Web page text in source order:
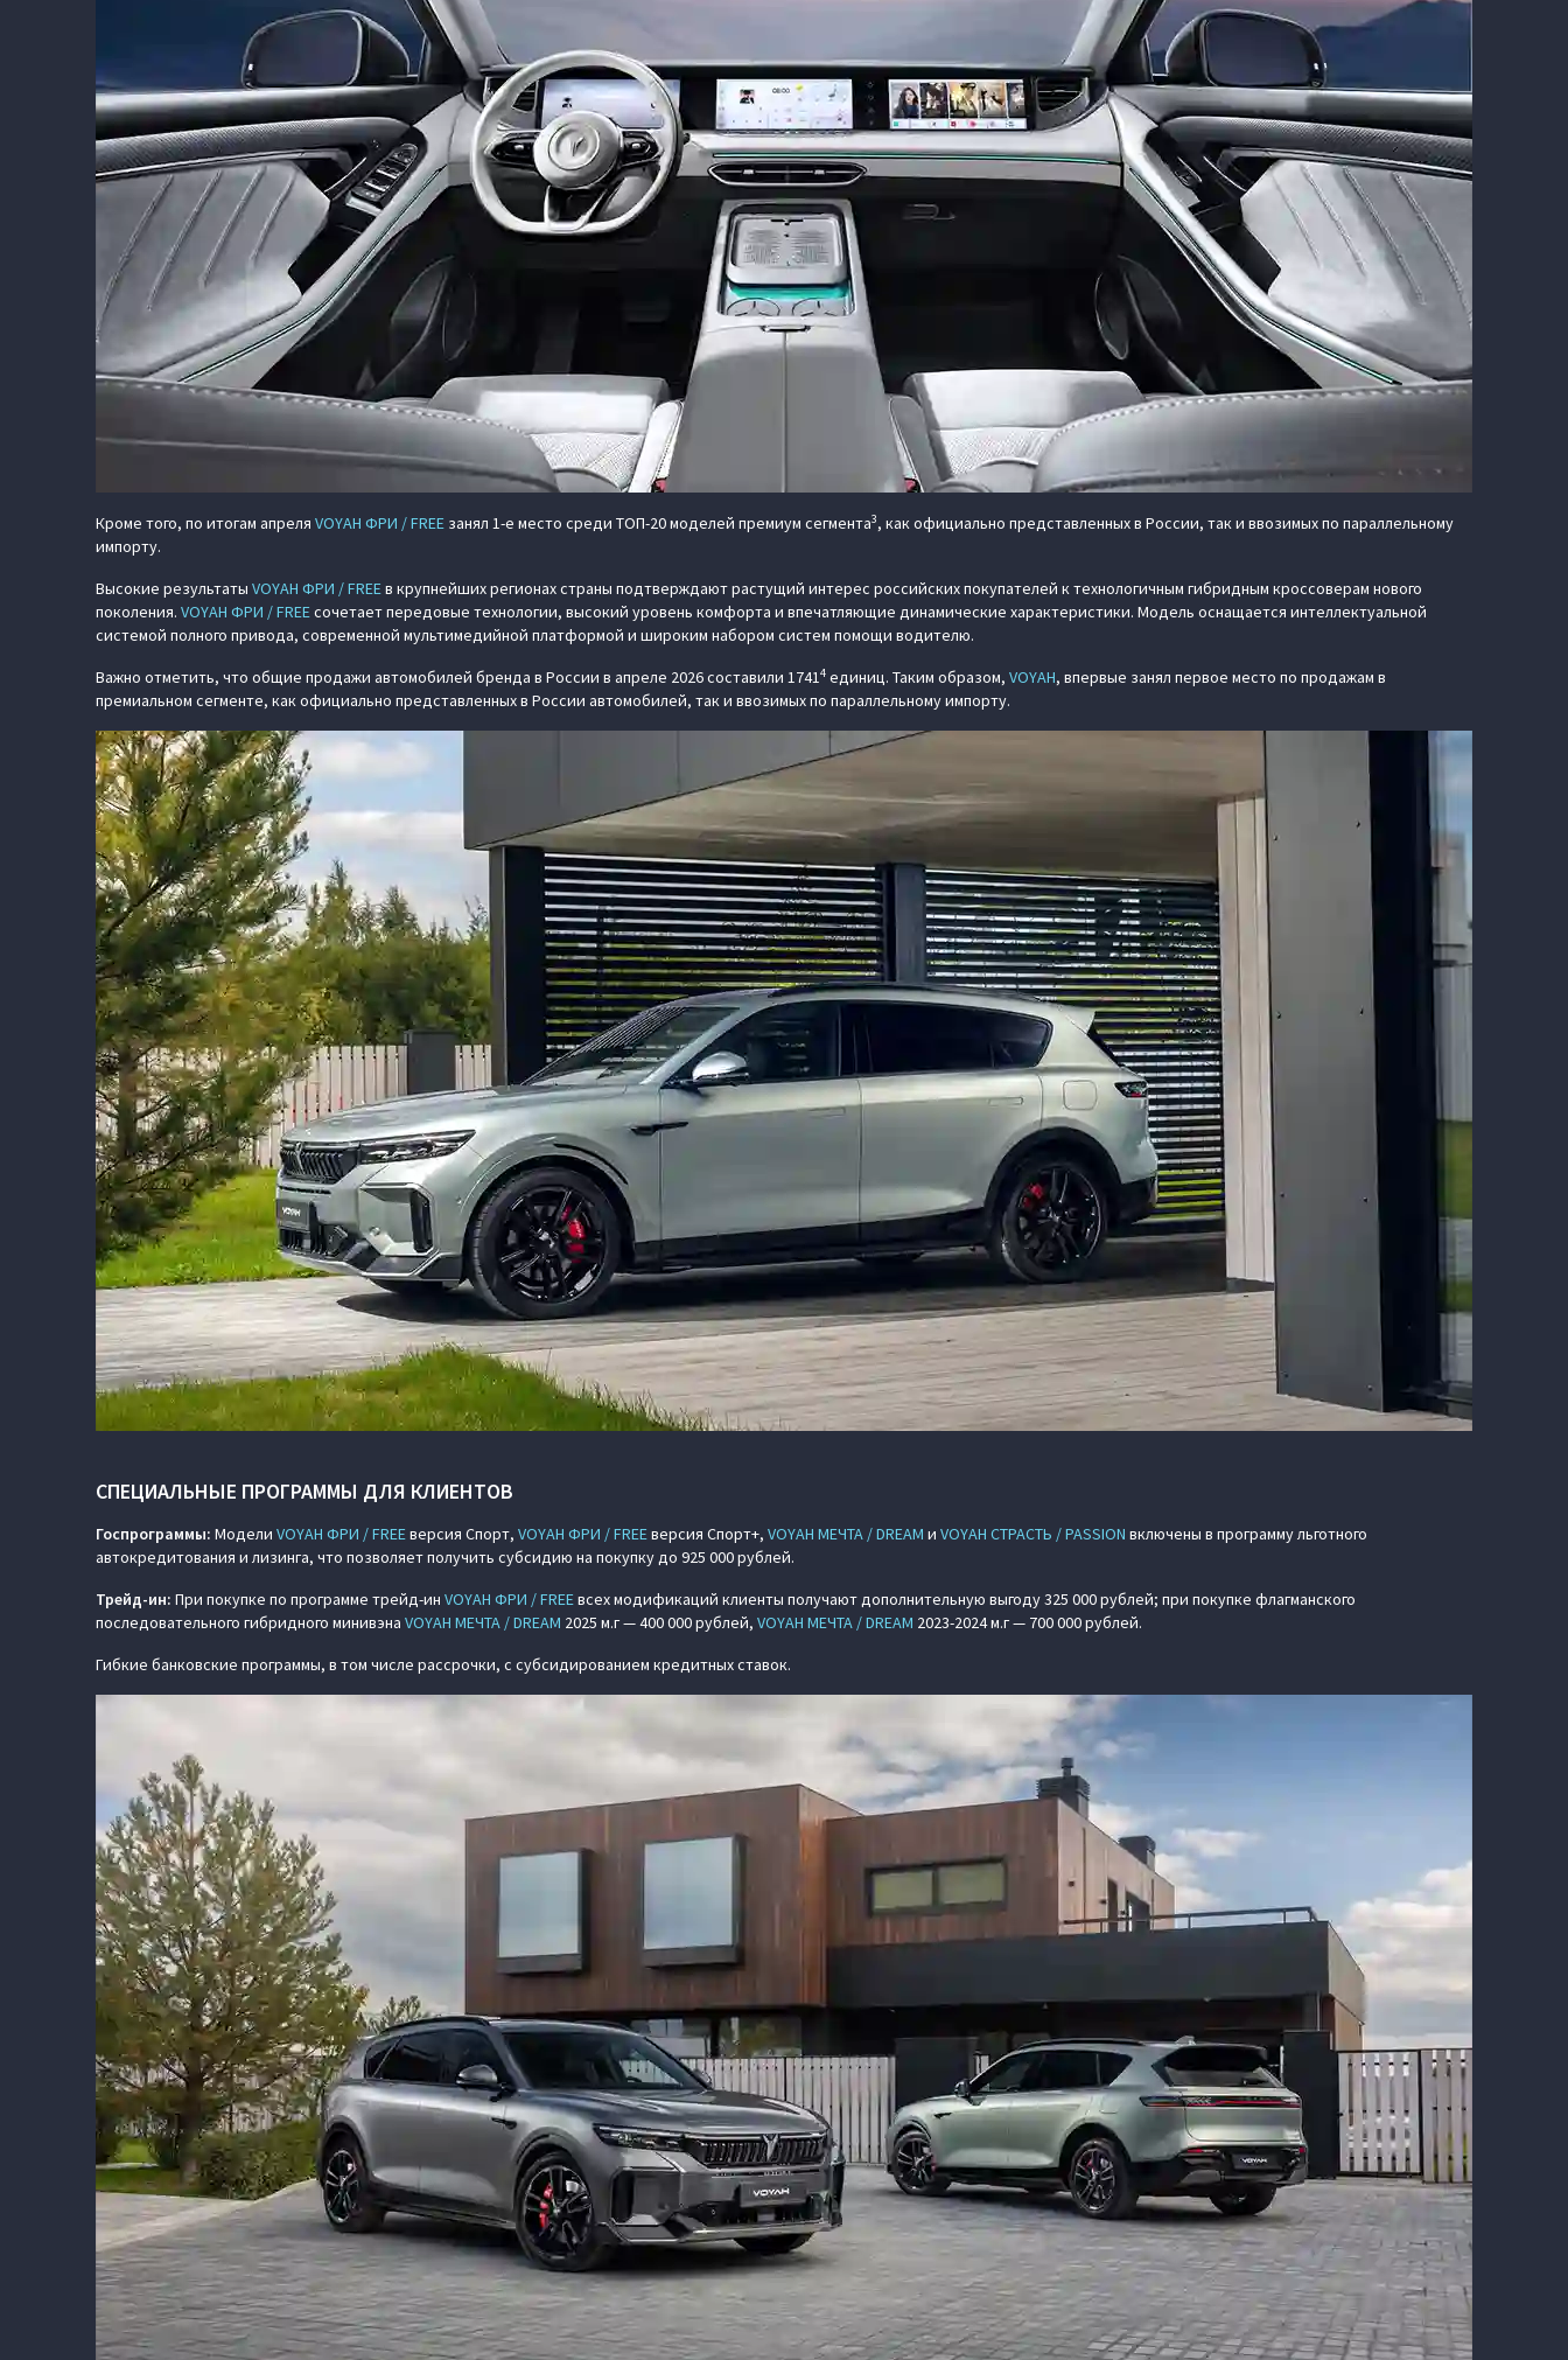
Кроме того, по итогам апреля VOYAH ФРИ / FREE занял 1-е место среди ТОП-20 моделей премиум сегмента3, как официально представленных в России, так и ввозимых по параллельному
импорту.
Высокие результаты VOYAH ФРИ / FREEв крупнейших регионах страны подтверждают растущий интерес российских покупателей к технологичным гибридным кроссоверам нового
поколения. VOYAH ФРИ / FREEсочетает передовые технологии, высокий уровень комфорта и впечатляющие динамические характеристики. Модель оснащается интеллектуальной
системой полного привода, современной мультимедийной платформой и широким набором систем помощи водителю.
Важно отметить, что общие продажи автомобилей бренда в России в апреле 2026 составили 17414 единиц. Таким образом, VOYAH, впервые занял первое место по продажам в
премиальном сегменте, как официально представленных в России автомобилей, так и ввозимых по параллельному импорту.
СПЕЦИАЛЬНЫЕ ПРОГРАММЫ ДЛЯ КЛИЕНТОВ
Госпрограммы: Модели VOYAH ФРИ / FREEверсия Спорт, VOYAH ФРИ / FREEверсия Спорт+, VOYAH МЕЧТА / DREAM и VOYAH СТРАСТЬ / PASSION включены в программу льготного
автокредитования и лизинга, что позволяет получить субсидию на покупку до 925 000 рублей.
Трейд-ин: При покупке по программе трейд-ин VOYAH ФРИ / FREEвсех модификаций клиенты получают дополнительную выгоду 325 000 рублей; при покупке флагманского
последовательного гибридного минивэна VOYAH МЕЧТА / DREAM 2025 м.г — 400 000 рублей, VOYAH МЕЧТА / DREAM 2023-2024 м.г — 700 000 рублей.
Гибкие банковские программы, в том числе рассрочки, с субсидированием кредитных ставок.